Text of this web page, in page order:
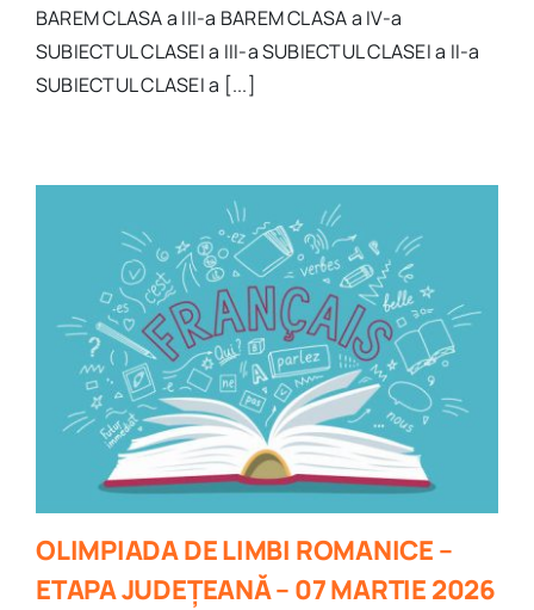
BAREM CLASA a III-a BAREM CLASA a IV-a
SUBIECTUL CLASEI a III-a SUBIECTUL CLASEI a II-a
SUBIECTUL CLASEI a [...]
OLIMPIADA DE LIMBI ROMANICE –
ETAPA JUDEȚEANĂ – 07 MARTIE 2026